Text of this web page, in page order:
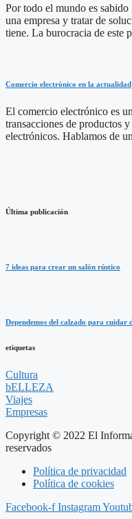
Por todo el mundo es
una empresa y tratar de
tiene. La burocracia de este
Comercio electrónico en la actualidad
El comercio electrónico es
transacciones de productos
electrónicos. Hablamos de
Última publicación
7 ideas para crear un salón rústico
Dependemos del calzado para cuidar
etiquetas
Cultura
bELLEZA
Viajes
Empresas
Copyright © 2022 El
reservados
Política de privacidad
Política de cookies
Facebook-f Instagram